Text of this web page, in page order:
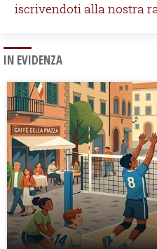
iscrivendoti alla nostra
IN EVIDENZA